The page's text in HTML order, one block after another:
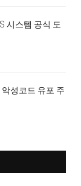
시스템 공식 도
성코드 유포 주